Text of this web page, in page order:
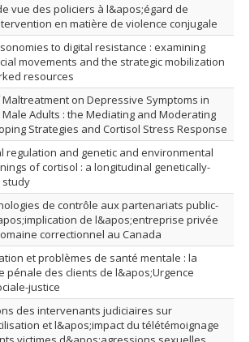
vue des policiers à l&apos;égard de
en matière de violence conjugale
to digital resistance : examining
movements and the strategic mobilization
resources
on Depressive Symptoms in
Male Adults : the Mediating and Moderating
Strategies and Cortisol Stress Response
regulation and genetic and environmental
of cortisol : a longitudinal genetically-
de contrôle aux partenariats public-
de l&apos;entreprise privée
correctionnel au Canada
et problèmes de santé mentale : la
pénale des clients de l&apos;Urgence
justice
des intervenants judiciaires sur
et l&apos;impact du télétémoignage